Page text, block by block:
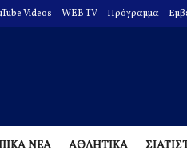
Videos WEB TV Πρόγραμμα
ΝΕΑ ΑΘΛΗΤΙΚΑ